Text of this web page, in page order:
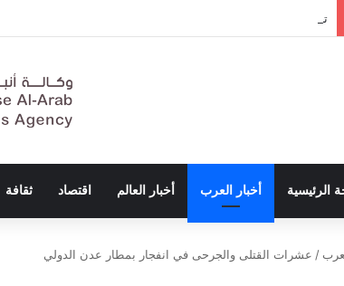
تخريج دورة إعداد قيادات أكاديمية لمناهضة الاحتلال والفصل العنصري
الرئيسية أخبار العرب أخبار العالم اقتصاد ثقافة
/ عشرات القتلى والجرحى في انفجار بمطار عدن الدولي